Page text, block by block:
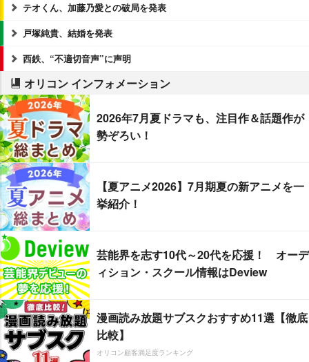
テオくん、加藤乃愛との破局を発表
戸塚純貴、結婚を発表
西鉄、“不適切音声”に声明
オリコン インフォメーション
2026年7月夏ドラマも、注目作＆話題作が
勢ぞろい！
【夏アニメ2026】7月期夏の新アニメを一
挙紹介！
芸能界を志す10代～20代を応援！ オーデ
ィション・スクール情報はDeview
漫画読み放題サブスクおすすめ11選【徹底
比較】
オリコン顧客満足度ランキング